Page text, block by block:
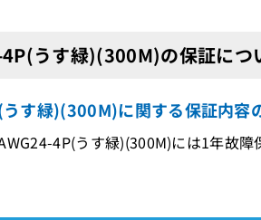
うす緑)(300M)の保証につ
す緑)(300M)に関する保証内容
4P(うす緑)(300M)には1年故障